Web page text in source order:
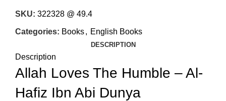
SKU: 322328 @ 49.4
Categories: Books, English Books
DESCRIPTION
Description
Allah Loves The Humble – Al-
Hafiz Ibn Abi Dunya